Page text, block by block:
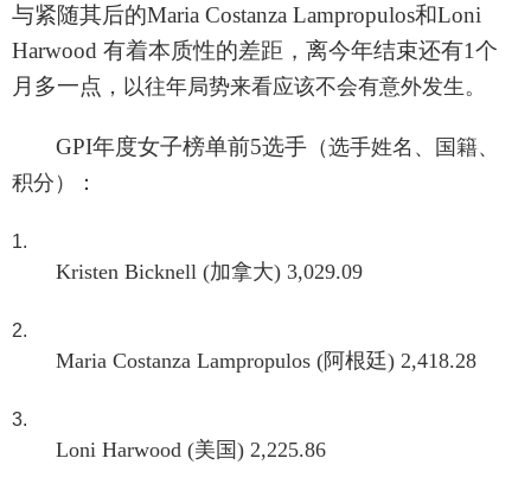
与紧随其后的Maria Costanza Lampropulos和Loni
Harwood 有着本质性的差距，离今年结束还有1个
月多一点 ，以往年局势来看应该不会有意外发生。
GPI年度女子榜单前5选手 （选手姓名、国籍、
积分）：
Kristen Bicknell (加拿大) 3,029.09
Maria Costanza Lampropulos (阿根廷) 2,418.28
Loni Harwood (美国) 2,225.86